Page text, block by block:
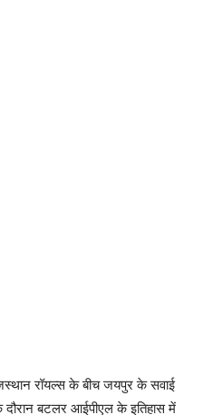
रॉयल्स के बीच जयपुर के सवाई
दौरान बटलर आईपीएल के इतिहास में